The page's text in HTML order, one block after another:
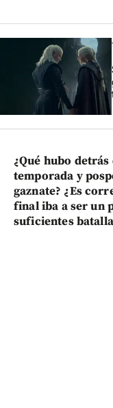
¿Qué hubo
temporada y
gaznate? ¿Es
final iba a ser un
suficientes